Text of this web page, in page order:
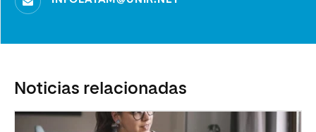
Noticias relacionadas